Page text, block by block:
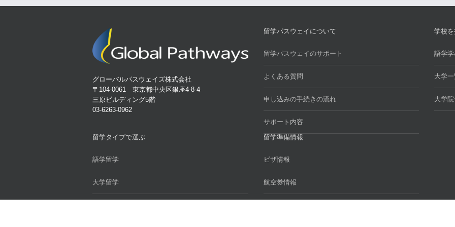
グローバルパスウェイズ株式会社
〒104-0061 東京都中央区銀座4-8-4
三原ビルディング5階
03-6263-0962
留学パスウェイについて
留学パスウェイのサポート
よくある質問
申し込みの手続きの流れ
サポート内容
学校
語学
大学一
大学
留学タイプで選ぶ
語学留学
大学留学
留学準備情報
ビザ情報
航空券情報